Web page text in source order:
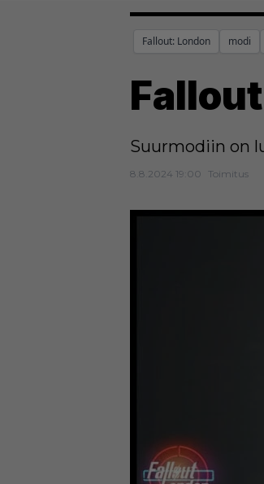
Fallout: London modi
Suurmodiin on
8.8.2024 19:00 Toimitus